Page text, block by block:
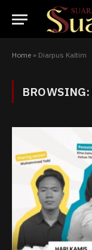
Home » Diarpus Kaltim
BROWSING: